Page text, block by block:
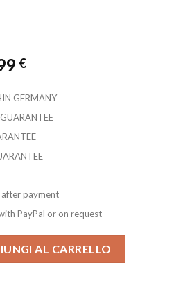
€.
€Il
attuale
è:
289,99 €.
GERMANY
after payment
PayPal or on request
AL CARRELLO